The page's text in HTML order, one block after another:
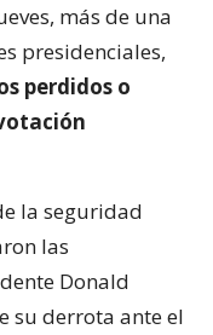
más de una
presidenciales,
perdidos o
la seguridad
las
Donald
su derrota ante el